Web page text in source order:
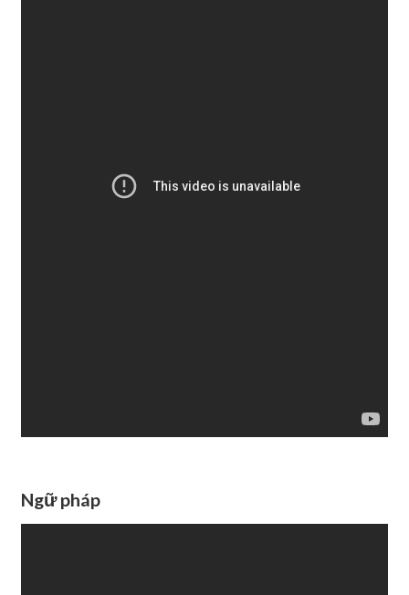
Ngữ pháp